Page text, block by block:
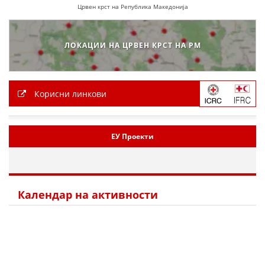
Црвен крст на Република Македонија
ЛОКАЦИИ НА ЦРВЕН КРСТ НА РМ
Корисни линкови
ЕУ Проекти
Календар на активности